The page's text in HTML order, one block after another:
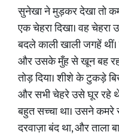
सुनेखा ने मुड़कर देखा तो
एक चेहरा दिखा। वह
बदले काली खाली जगहें थीं।
और उसके मुँह से खून बह
तोड़ दिया। शीशे के टुकड़े
और सभी चेहरे उसे घूर रहे
बहुत सच्चा था। उसने कमरे
दरवाज़ा बंद था, और ताला